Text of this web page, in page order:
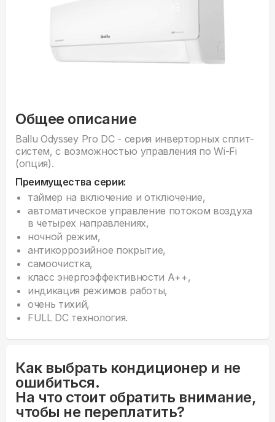
Общее описание
Ballu Odyssey Pro DC - серия инверторных сплит-
систем, с возможностью управления по Wi-Fi
(опция).
Преимущества серии:
таймер на включение и отключение,
автоматическое управление потоком воздуха
в четырех направлениях,
ночной режим,
антикоррозийное покрытие,
самоочистка,
класс энергоэффективности А++,
индикация режимов работы,
очень тихий,
FULL DC технология.
Как выбрать кондиционер и не
ошибиться.
На что стоит обратить внимание,
чтобы не переплатить?